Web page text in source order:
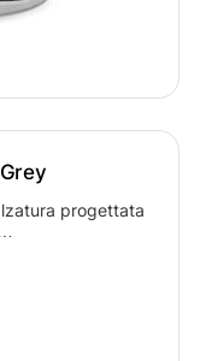
progettata